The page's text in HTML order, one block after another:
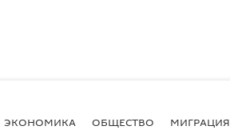
ЭКОНОМИКА ОБЩЕСТВО МИГРАЦИЯ